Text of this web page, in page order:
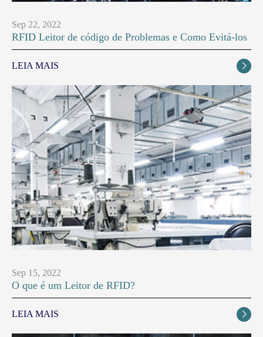
Sep 22, 2022
RFID Leitor de código de Problemas e Como Evitá-los
LEIA MAIS 
Sep 15, 2022
O que é um Leitor de RFID?
LEIA MAIS 